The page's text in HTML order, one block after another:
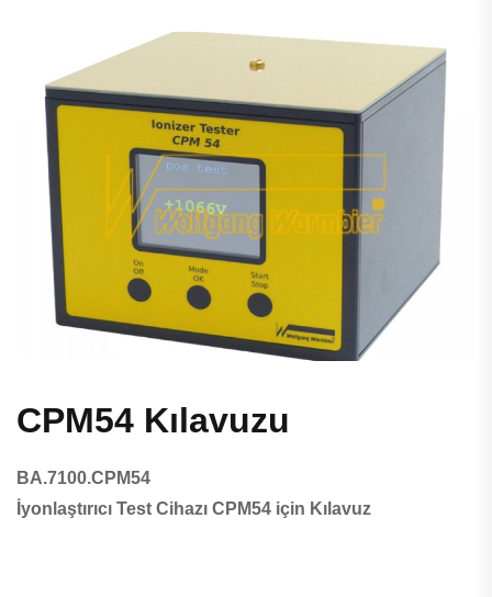
CPM54 Kılavuzu
BA.7100.CPM54
İyonlaştırıcı Test Cihazı CPM54 için Kılavuz